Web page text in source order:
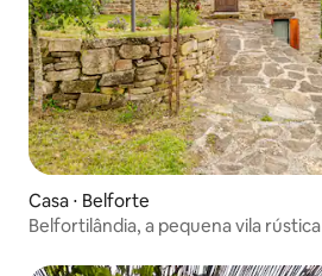
Casa ⋅ Belforte
Belfortilândia, a pequena vila rústica